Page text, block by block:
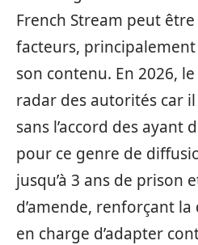
French Stream peut
facteurs, principalement
son contenu. En 2026,
radar des autorités car
sans l’accord des ayant
pour ce genre de
jusqu’à 3 ans de prison
d’amende, renforçant la
en charge d’adapter